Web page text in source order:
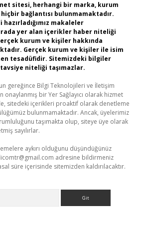
sitesi, herhangi bir marka, kurum
bağlantısı bulunmamaktadır.
makaleler
yer alan içerikler haber niteliği
kurum ve kişiler hakkında
Gerçek kurum ve kişiler ile isim
tesadüfidir. Sitemizdeki bilgiler
niteliği taşımazlar.
gereğince Bilgi Teknolojileri ve İletişim
onaylanmış bir Yer Sağlayıcı olarak hizmet
sitedeki içerikleri proaktif olarak denetleme
bulunmamaktadır. Ancak, üyelerimiz
taşımakta olup, siteye üye olarak
sayılırlar.
aykırı olduğunu düşündüğünüz
adresine bildirmeniz
süre içerisinde sitemizden kaldırılacaktır.